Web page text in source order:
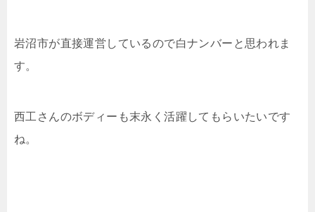
岩沼市が直接運営しているので白ナンバーと思われま
す。
西工さんのボディーも末永く活躍してもらいたいです
ね。